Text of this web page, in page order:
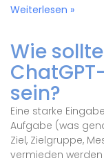
Weiterlesen »
Wie
sein?
Eine starke
Aufgabe (was
Ziel, Zielgruppe,
vermieden